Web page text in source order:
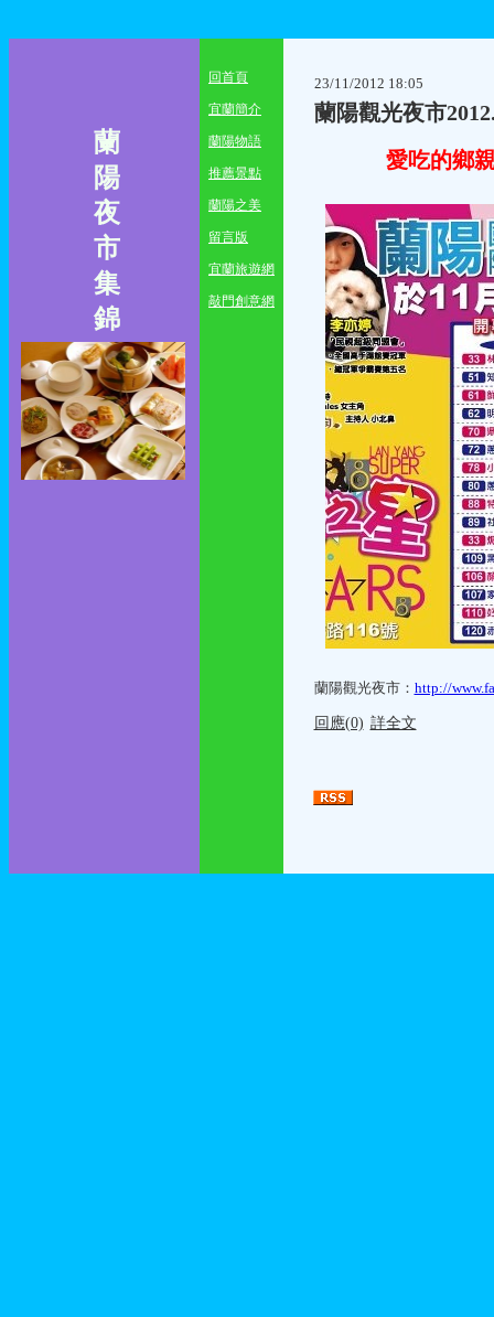
蘭
陽
夜
市
集
錦
回首頁
宜蘭簡介
蘭陽物語
推薦景點
蘭陽之美
留言版
宜蘭旅遊網
敲門創意網
23/11/2012 18:05
蘭陽觀光夜市
愛吃的鄉
蘭陽觀光夜市： http://
回應(0) 詳全文